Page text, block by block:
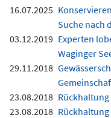
16.07.2025
Suche nach
03.12.2019 Experten
Waginger
29.11.2018
23.08.2018
23.08.2018